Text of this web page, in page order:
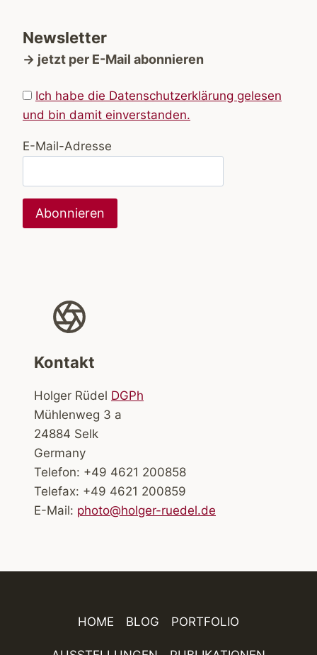
Newsletter
→ jetzt per E-Mail abonnieren
Ich habe die Datenschutzerklärung gelesen
und bin damit einverstanden.
E-Mail-Adresse
Kontakt
Holger Rüdel DGPh
Mühlenweg 3 a
24884 Selk
Germany
Telefon: +49 4621 200858
Telefax: +49 4621 200859
E-Mail: photo@holger-ruedel.de
HOME BLOG PORTFOLIO